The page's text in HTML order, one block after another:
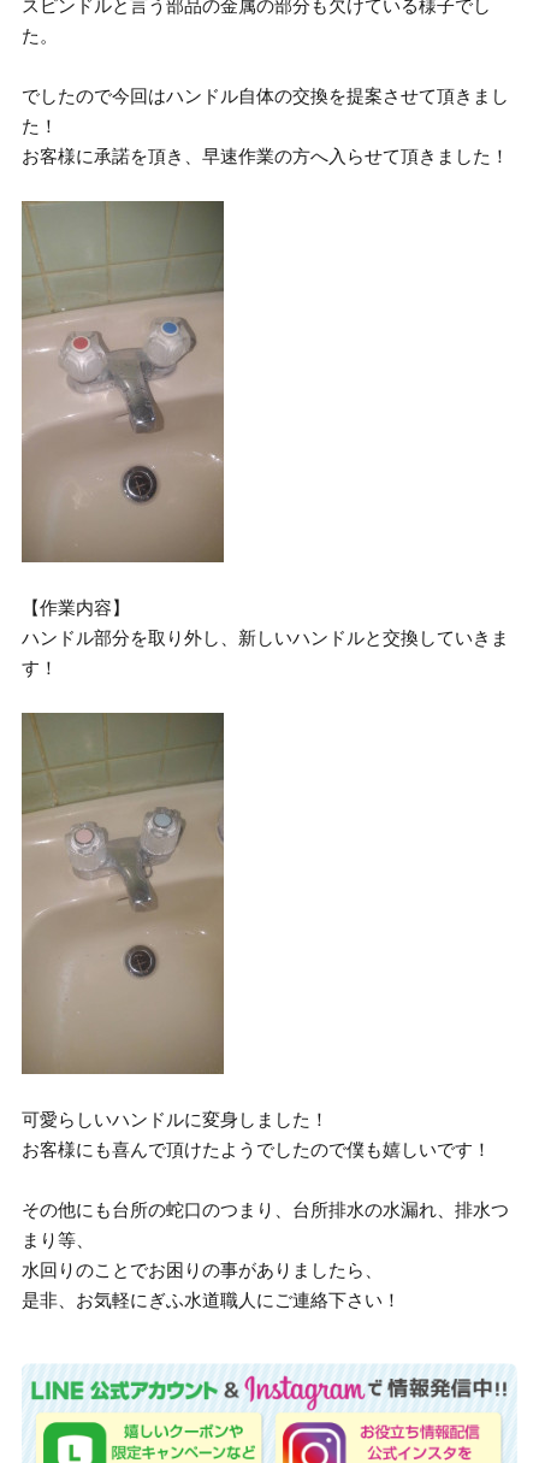
スピンドルと言う部品の金属の部分も欠けている様子でし
た。
でしたので今回はハンドル自体の交換を提案させて頂きまし
た！
お客様に承諾を頂き、早速作業の方へ入らせて頂きました！
【作業内容】
ハンドル部分を取り外し、新しいハンドルと交換していきま
す！
可愛らしいハンドルに変身しました！
お客様にも喜んで頂けたようでしたので僕も嬉しいです！
その他にも台所の蛇口のつまり、台所排水の水漏れ、排水つ
まり等、
水回りのことでお困りの事がありましたら、
是非、お気軽にぎふ水道職人にご連絡下さい！